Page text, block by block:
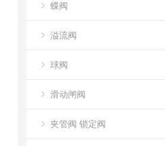
蝶阀
溢流阀
球阀
滑动闸阀
夹管阀 锁定阀